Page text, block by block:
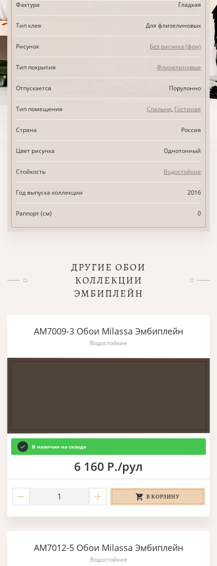
Фактура
Гладкая
Тип клея Для флизелиновых
Рисунок Без рисунка (фон)
Тип покрытия Флизелиновые
Отпускается Порулонно
Тип помещения Спальня, Гостиная
Страна Россия
Цвет рисунка Однотонный
Стойкость Водостойкие
Год выпуска коллекции 2016
Раппорт (см) 0
ДРУГИЕ ОБОИ
КОЛЛЕКЦИИ
ЭМБИПЛЕЙН
AM7009-3 Обои Milassa Эмбиплейн
Водостойкие
В наличии на складе
6 160 Р./рул
В КОРЗИНУ
AM7012-5 Обои Milassa Эмбиплейн
Водостойкие